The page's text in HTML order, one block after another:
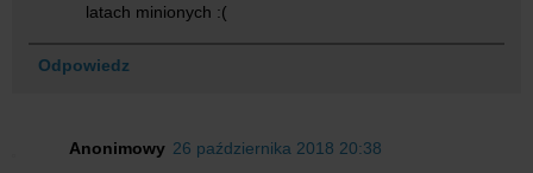
latach minionych :(
Odpowiedz
Anonimowy 26 października 2018 20:38